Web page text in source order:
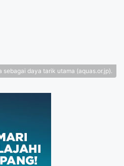
sebagai daya tarik utama (aquas.or.jp).